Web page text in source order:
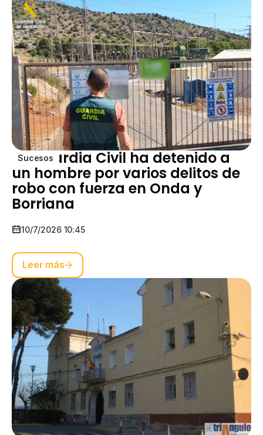
Sucesos
La Guardia Civil ha detenido a
un hombre por varios delitos de
robo con fuerza en Onda y
Borriana
10/7/2026 10:45
Leer más